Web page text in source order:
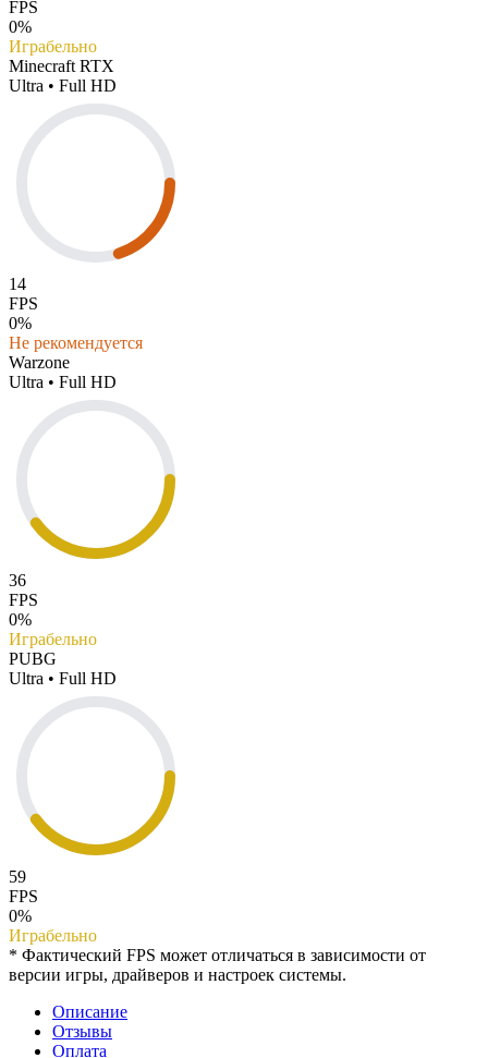
FPS
0%
Играбельно
Minecraft RTX
Ultra • Full HD
14
FPS
0%
Не рекомендуется
Warzone
Ultra • Full HD
36
FPS
0%
Играбельно
PUBG
Ultra • Full HD
59
FPS
0%
Играбельно
* Фактический FPS может отличаться в зависимости от
версии игры, драйверов и настроек системы.
Описание
Отзывы
Оплата